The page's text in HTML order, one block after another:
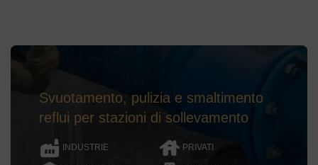
Svuotamento, pulizia e smaltimento
reflui per stazioni di sollevamento
INDUSTRIE PRIVATI